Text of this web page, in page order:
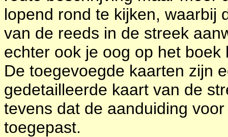
lopend rond te kijken, waarbij
van de reeds in de streek
echter ook je oog op het
De toegevoegde kaarten zijn
gedetailleerde kaart van de
tevens dat de aanduiding
toegepast.